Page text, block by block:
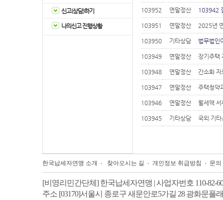
신고(상담)하기
나의신고 진행상황
103952 연말정산 103942
103951 연말정산 2025년
103950 기타상담 법무법인
103949 연말정산 장기주택
103948 연말정산 간소화
103947 연말정산 주택청약
103946 연말정산 월세액
103945 기타상담 국외 기타
한국납세자연맹 소개 찾아오시는 길 개인정보 취급방침 문
[비영리민간단체] 한국납세자연맹 | 사업자번호 110-82-
주소 [03170]서울시 종로구 새문안로5가길 28 광화문플